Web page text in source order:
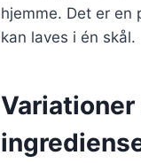
hjemme. Det er
kan laves i én skål.